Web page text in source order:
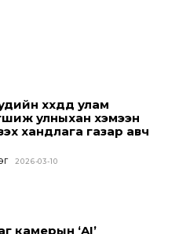
miss
for our newsletter
хүүхдүүд улам
улныхан хэмээн
хандлага газар авч
2026-03-10
камерын ‘AI’